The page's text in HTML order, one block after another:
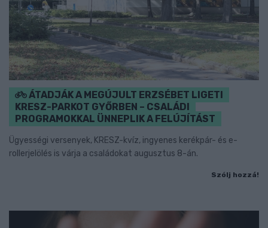
ÁTADJÁK A MEGÚJULT ERZSÉBET LIGETI
KRESZ-PARKOT GYŐRBEN – CSALÁDI
PROGRAMOKKAL ÜNNEPLIK A FELÚJÍTÁST
Ügyességi versenyek, KRESZ-kvíz, ingyenes kerékpár- és e-
rollerjelölés is várja a családokat augusztus 8-án.
Szólj hozzá!